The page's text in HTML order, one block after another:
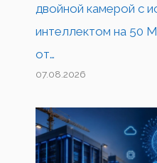
двойной камерой с
интеллектом на 50
от…
07.08.2026